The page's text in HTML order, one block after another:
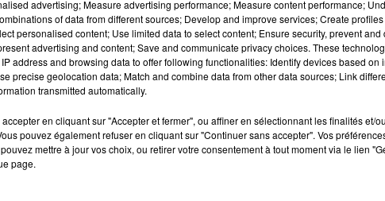
16h00 - 19h00
LE JUKEBOX RDL
tôt.
de la victime. Le parquet avait initialement requis 20 ans
advertising; Measure advertising performance; Measure content performance;
of data from different sources; Develop and improve services; Create
personalised content; Use limited data to select content; Ensure security, prevent and
advertising and content; Save and communicate privacy choices. These
address and browsing data to offer following functionalities: Identify devices based on
precise geolocation data; Match and combine data from other data sources; Link
transmitted automatically.
en cliquant sur "Accepter et fermer", ou affiner en sélectionnant les finalités et/
pouvez également refuser en cliquant sur "Continuer sans accepter". Vos
mettre à jour vos choix, ou retirer votre consentement à tout moment via le lien
page.